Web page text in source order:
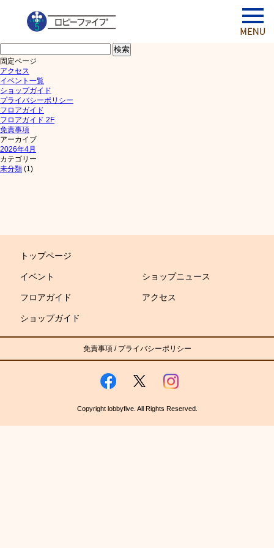
索:
固定ページ
アクセス
イベント一覧
ショップガイド
プライバシーポリシー
フロアガイド
フロアガイド 2F
免責事項
アーカイブ
2026年4月
カテゴリー
未分類 (1)
トップページ
イベント ショップニュース
フロアガイド アクセス
ショップガイド
免責事項/ プライバシーポリシー
Copyright lobbyfive. All Rights Reserved.